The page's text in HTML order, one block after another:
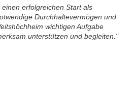
erfolgreichen Start als
Durchhaltevermögen und
wichtigen Aufgabe
unterstützen und begleiten."